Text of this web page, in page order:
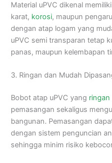
Material uPVC dikenal
karat, korosi, maupun
dengan atap logam yang
uPVC semi transparan tetap
panas, maupun kelembapan
3. Ringan dan Mudah
Bobot atap uPVC yang ringan
pemasangan sekaligus
bangunan. Pemasangan
dengan sistem penguncian
sehingga minim risiko